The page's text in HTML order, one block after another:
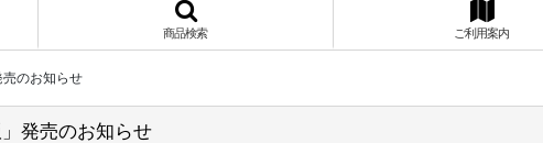
商品検索 ご利用案内
のお知らせ
発売のお知らせ